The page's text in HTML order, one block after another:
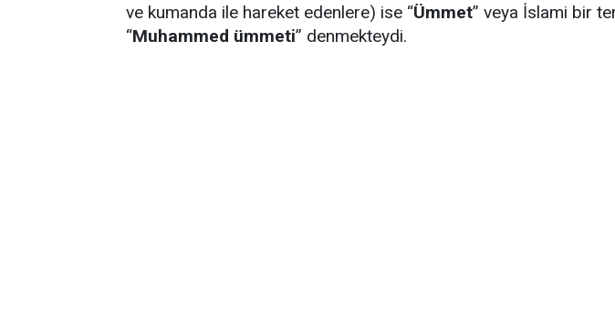
ve kumanda ile hareket edenlere) ise “Ümmet” veya İslami bir
“Muhammed ümmeti” denmekteydi.